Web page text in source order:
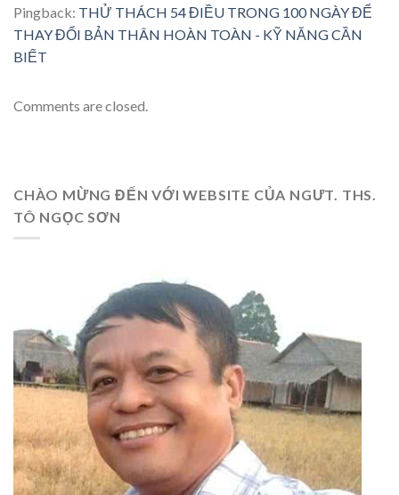
Pingback: THỬ THÁCH 54 ĐIỀU TRONG 100 NGÀY ĐỂ
THAY ĐỔI BẢN THÂN HOÀN TOÀN - KỸ NĂNG CẦN
BIẾT
Comments are closed.
CHÀO MỪNG ĐẾN VỚI WEBSITE CỦA NGƯT. THS.
TÔ NGỌC SƠN